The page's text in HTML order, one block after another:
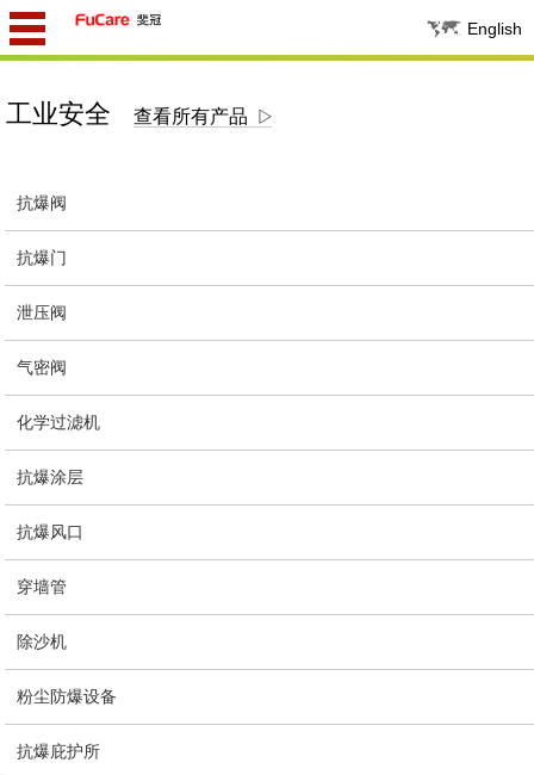
English
工业安全 查看所有产品
抗爆阀
抗爆门
泄压阀
气密阀
化学过滤机
抗爆涂层
抗爆风口
穿墙管
除沙机
粉尘防爆设备
抗爆庇护所